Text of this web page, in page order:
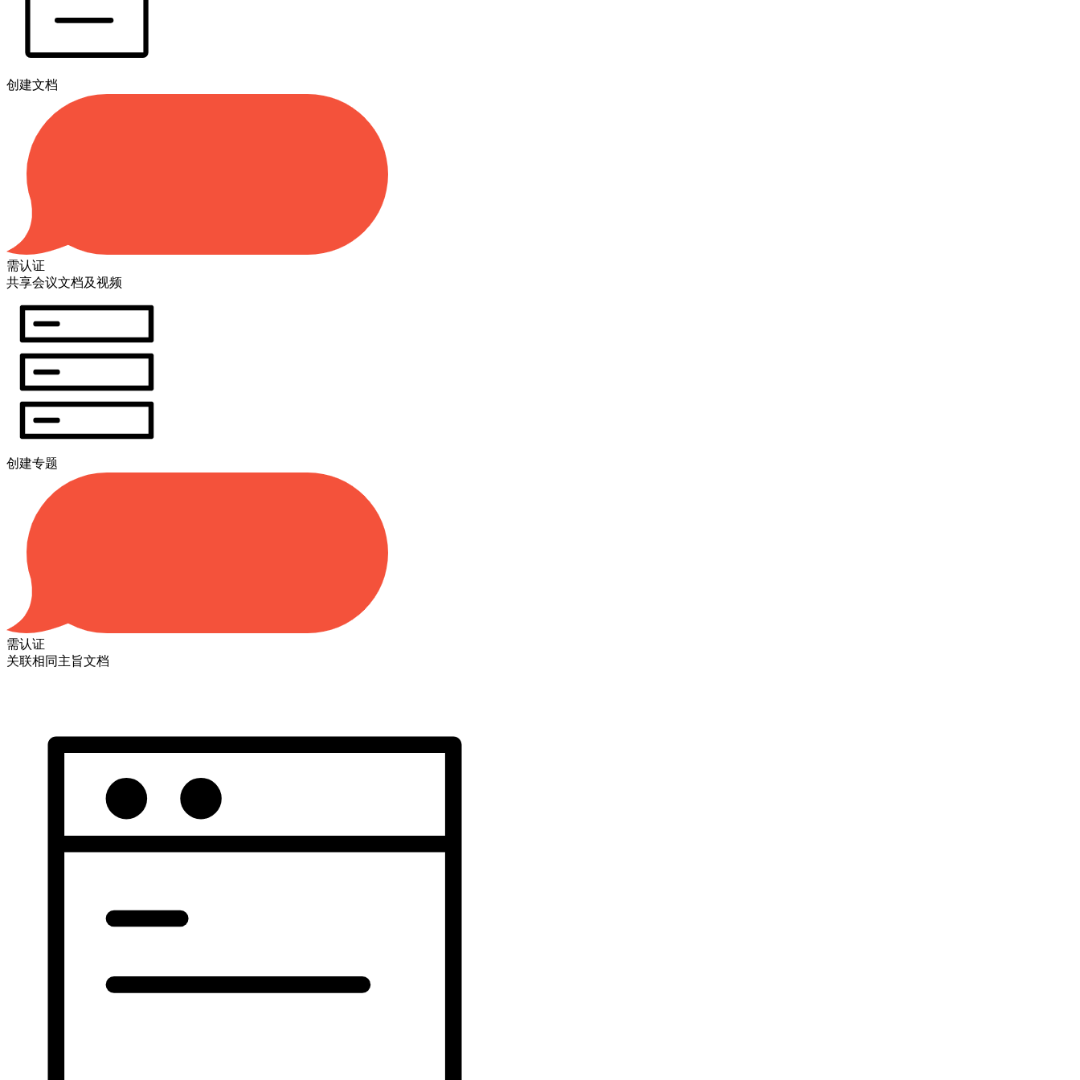
创建文档
需认证
共享会议文档及视频
创建专题
需认证
关联相同主旨文档